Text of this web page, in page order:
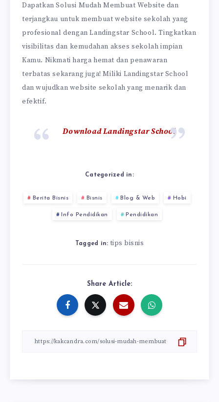
Dapatkan Solusi Mudah Membuat Website dan
terjangkau untuk membuat website sekolah yang
profesional dengan Landingstar School. Tingkatkan
visibilitas dan kemudahan akses sekolah impian
Kamu. Nikmati harga hemat dan penawaran
terbatas sekarang juga! Miliki Landingstar School
dan wujudkan website sekolah yang menarik dan
efektif.
Download Landingstar School
Categorized in:
Berita Bisnis Bisnis Blog & Web Hobi
Info Pendidikan Pendidikan
Tagged in: tips bisnis
Share Article: